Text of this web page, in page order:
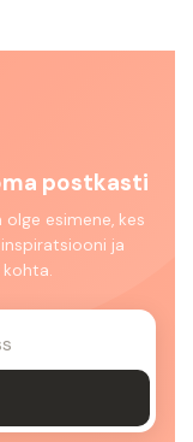
postkasti
esimene, kes
ja